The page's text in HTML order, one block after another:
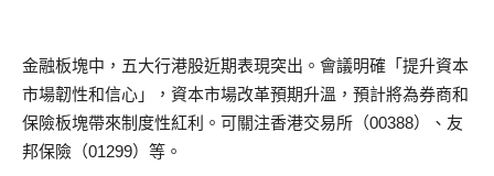
金融板塊中，五大行港股近期表現突出。會議明確「提升資本
市場韌性和信心」，資本市場改革預期升溫，預計將為券商和
保險板塊帶來制度性紅利。可關注香港交易所（00388）、友
邦保險（01299）等。